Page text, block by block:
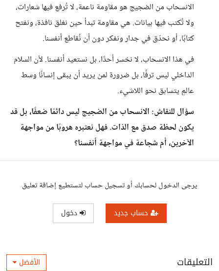
الانسحاب من الضجيج هو مقاومة ناعمة، لا تُرفع فيها شعارات،
ولا تُكتب فيها بيانات. هي مقاومة تبدأ حين نغلق نافذة، ونفتح
كتابًا، أو نحدّق في جدار ونفكر دون أن نُقاطع أنفسنا.
في هذا الانسحاب، لا نخسر أحدًا، بل نستعيد أنفسنا. لأن السلام
الداخلي ليس ترفًا، بل ضرورة لمن يريد أن يبقى إنسانًا وسط
عالمٍ يتسابق نحو اللاشيء.
سؤال للنقاش: الانسحاب من الضجيج ليس دائمًا ضعفًا، بل قد
يكون لحظة صدق مع الذات. فهل نعتبره هروبًا من مواجهة
الآخرين، أم شجاعة في مواجهة أنفسنا؟
يرجى الدخول لحسابك أو تسجيل حساب لتستطيع إضافة تعليق
حساب جديد دخول
التعليقات الأفضل